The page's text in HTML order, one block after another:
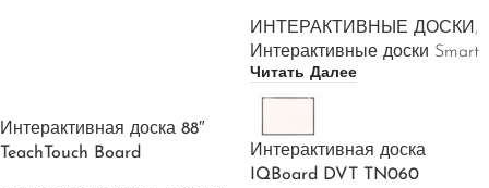
ИНТЕРАКТИВНЫЕ ДОСКИ ,
Интерактивные доски Smart
Читать Далее
Интерактивная доска 88″
TeachTouch Board
Интерактивная доска
IQBoard DVT TN060